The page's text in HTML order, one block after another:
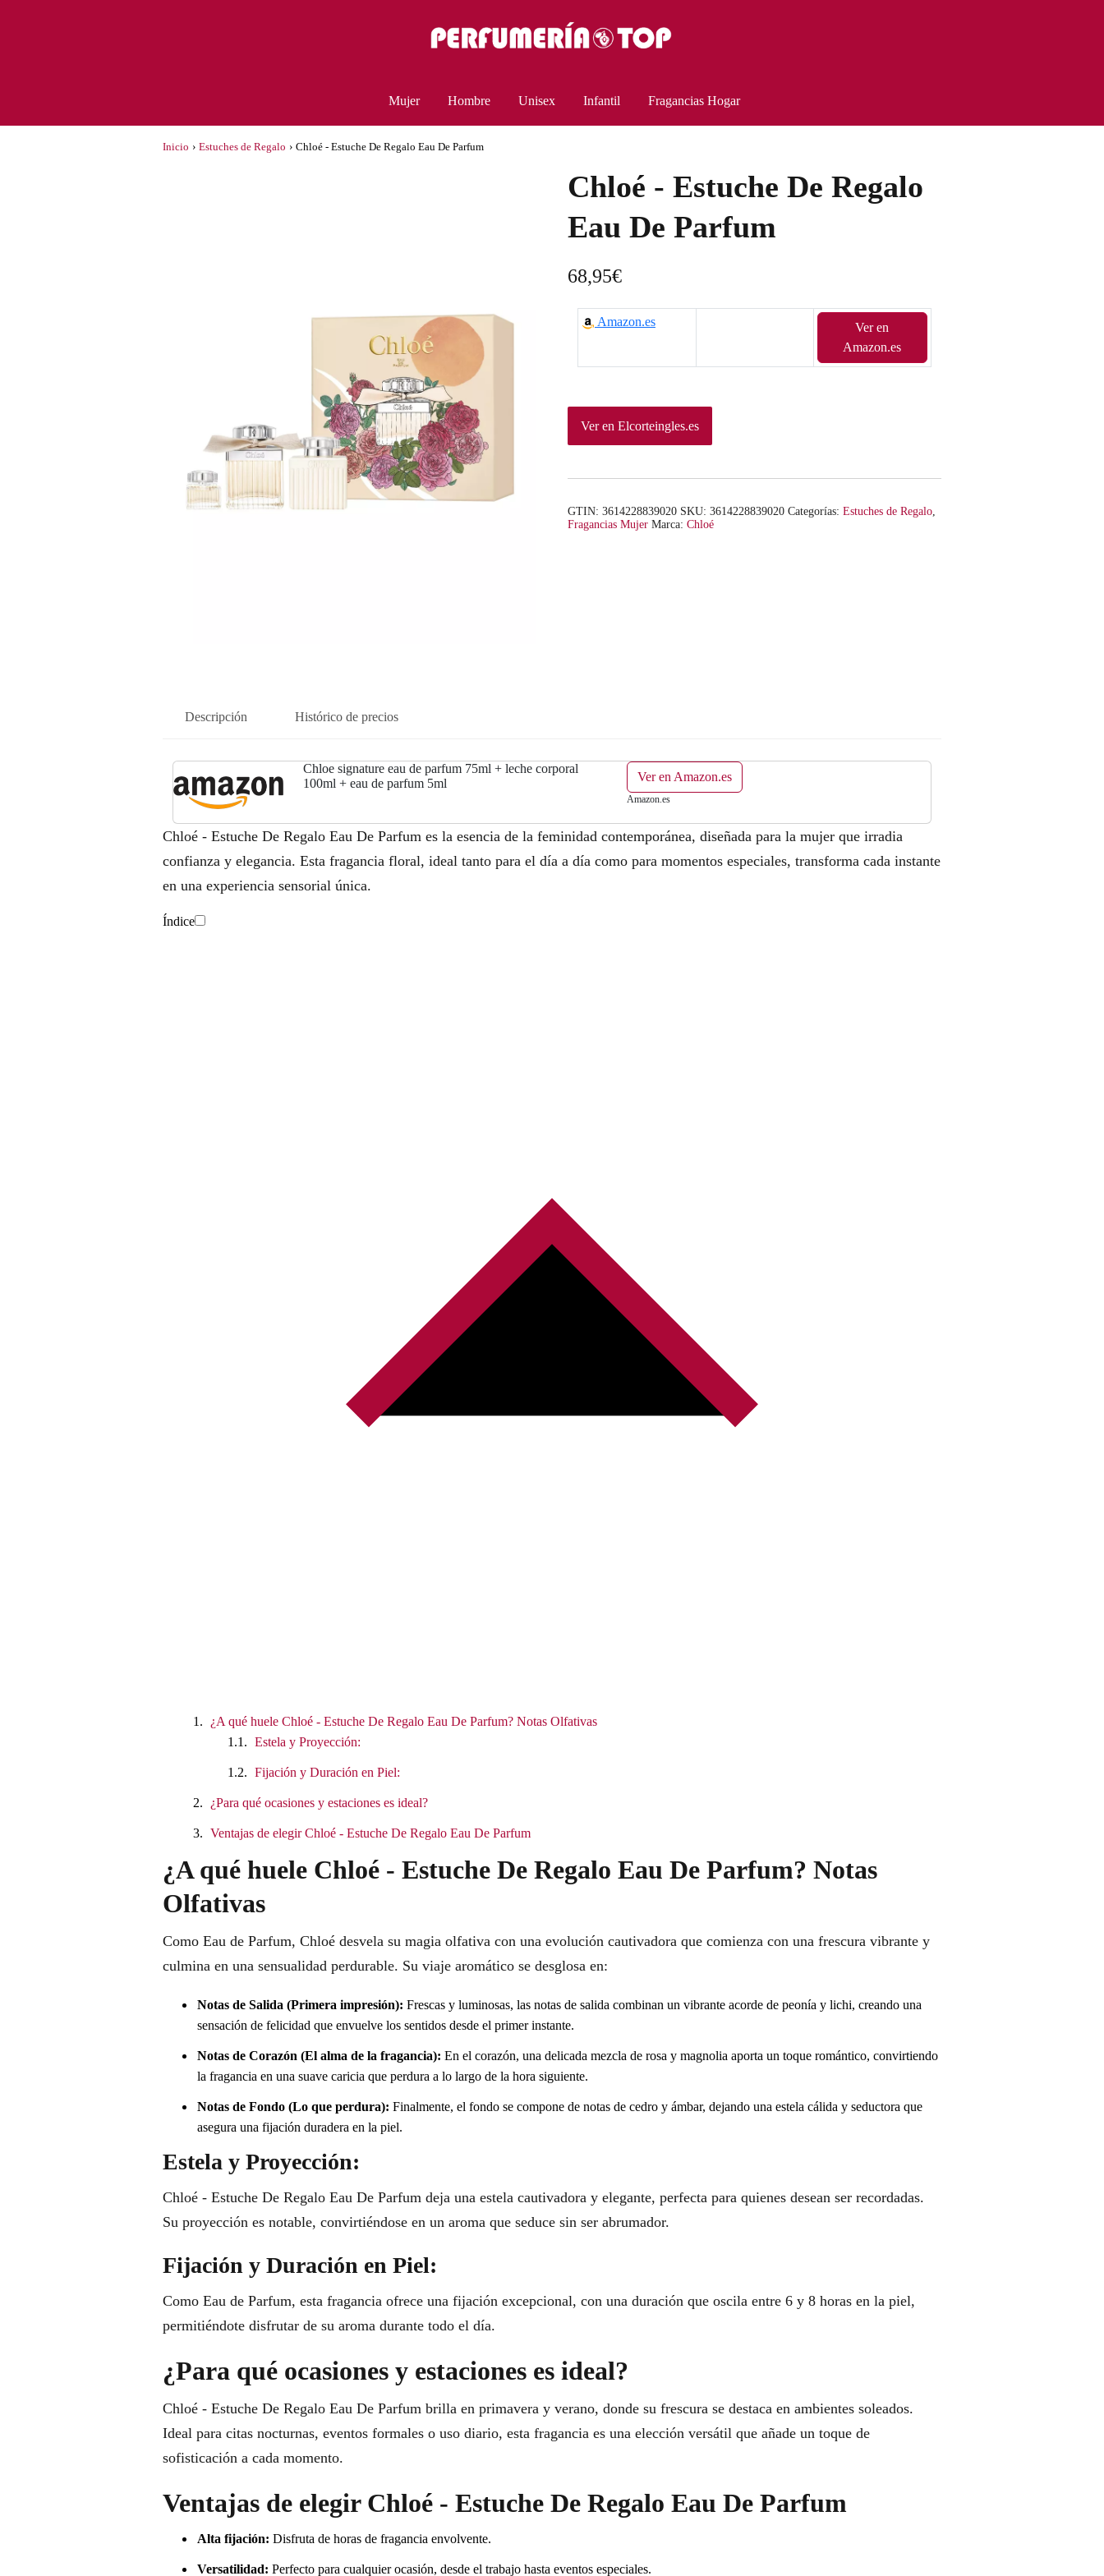
Mujer Hombre Unisex Infantil Fragancias Hogar
Inicio › Estuches de Regalo › Chloé - Estuche De Regalo Eau De Parfum
Chloé - Estuche De Regalo
Eau De Parfum
68,95€
Amazon.es
Ver en
Amazon.es
Ver en Elcorteingles.es
GTIN: 3614228839020 SKU: 3614228839020 Categorías: Estuches de Regalo,
Fragancias Mujer Marca: Chloé
Descripción Histórico de precios
Chloe signature eau de parfum 75ml + leche corporal
100ml + eau de parfum 5ml
Ver en Amazon.es
Amazon.es
Chloé - Estuche De Regalo Eau De Parfum es la esencia de la feminidad contemporánea, diseñada para la mujer que irradia
confianza y elegancia. Esta fragancia floral, ideal tanto para el día a día como para momentos especiales, transforma cada instante
en una experiencia sensorial única.
Índice
¿A qué huele Chloé - Estuche De Regalo Eau De Parfum? Notas Olfativas
Estela y Proyección:
Fijación y Duración en Piel:
¿Para qué ocasiones y estaciones es ideal?
Ventajas de elegir Chloé - Estuche De Regalo Eau De Parfum
¿A qué huele Chloé - Estuche De Regalo Eau De Parfum? Notas
Olfativas
Como Eau de Parfum, Chloé desvela su magia olfativa con una evolución cautivadora que comienza con una frescura vibrante y
culmina en una sensualidad perdurable. Su viaje aromático se desglosa en:
Notas de Salida (Primera impresión): Frescas y luminosas, las notas de salida combinan un vibrante acorde de peonía y lichi, creando una
sensación de felicidad que envuelve los sentidos desde el primer instante.
Notas de Corazón (El alma de la fragancia): En el corazón, una delicada mezcla de rosa y magnolia aporta un toque romántico, convirtiendo
la fragancia en una suave caricia que perdura a lo largo de la hora siguiente.
Notas de Fondo (Lo que perdura): Finalmente, el fondo se compone de notas de cedro y ámbar, dejando una estela cálida y seductora que
asegura una fijación duradera en la piel.
Estela y Proyección:
Chloé - Estuche De Regalo Eau De Parfum deja una estela cautivadora y elegante, perfecta para quienes desean ser recordadas.
Su proyección es notable, convirtiéndose en un aroma que seduce sin ser abrumador.
Fijación y Duración en Piel:
Como Eau de Parfum, esta fragancia ofrece una fijación excepcional, con una duración que oscila entre 6 y 8 horas en la piel,
permitiéndote disfrutar de su aroma durante todo el día.
¿Para qué ocasiones y estaciones es ideal?
Chloé - Estuche De Regalo Eau De Parfum brilla en primavera y verano, donde su frescura se destaca en ambientes soleados.
Ideal para citas nocturnas, eventos formales o uso diario, esta fragancia es una elección versátil que añade un toque de
sofisticación a cada momento.
Ventajas de elegir Chloé - Estuche De Regalo Eau De Parfum
Alta fijación: Disfruta de horas de fragancia envolvente.
Versatilidad: Perfecto para cualquier ocasión, desde el trabajo hasta eventos especiales.